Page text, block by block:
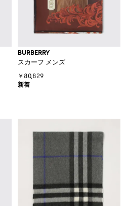
BURBERRY
スカーフ メンズ
￥80,829